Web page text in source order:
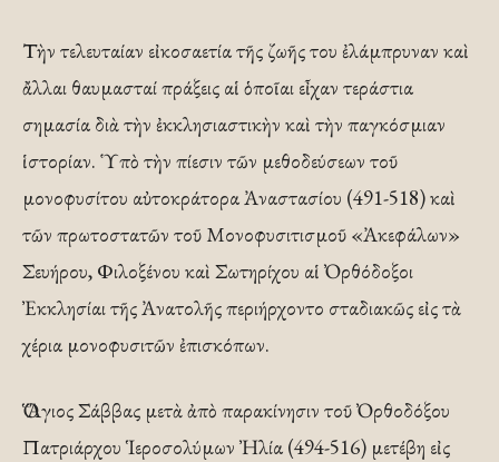
Τὴν τελευταίαν εἰκοσαετία τῆς ζωῆς του ἐλάμπρυναν καὶ
ἄλλαι θαυμασταί πράξεις αἱ ὁποῖαι εἶχαν τεράστια
σημασία διὰ τὴν ἐκκλησιαστικὴν καὶ τὴν παγκόσμιαν
ἱστορίαν. Ὑπὸ τὴν πίεσιν τῶν μεθοδεύσεων τοῦ
μονοφυσίτου αὐτοκράτορα Ἀναστασίου (491-518) καὶ
τῶν πρωτοστατῶν τοῦ Μονοφυσιτισμοῦ «Ἀκεφάλων»
Σευήρου, Φιλοξένου καὶ Σωτηρίχου αἱ Ὀρθόδοξοι
Ἐκκλησίαι τῆς Ἀνατολῆς περιήρχοντο σταδιακῶς εἰς τὰ
χέρια μονοφυσιτῶν ἐπισκόπων.
Ὁ Ἅγιος Σάββας μετὰ ἀπὸ παρακίνησιν τοῦ Ὀρθοδόξου
Πατριάρχου Ἱεροσολύμων Ἠλία (494-516) μετέβη εἰς